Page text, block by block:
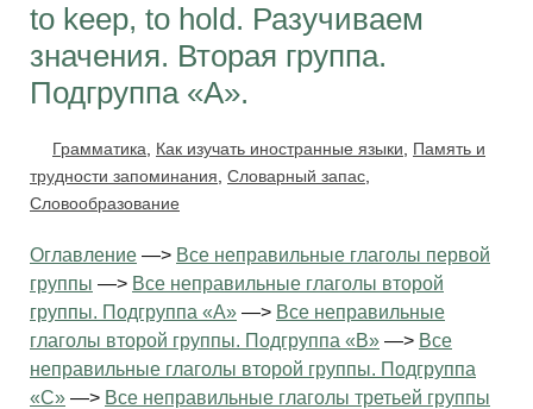
to keep, to hold. Разучиваем
значения. Вторая группа.
Подгруппа «А».
Грамматика Как изучать иностранные языки
Память и
трудности запоминания Словарный запас
Словообразование
Оглавление —> Все неправильные глаголы первой
группы —> Все неправильные глаголы второй
группы. Подгруппа «А» —> Все неправильные
глаголы второй группы. Подгруппа «В» —> Все
неправильные глаголы второй группы. Подгруппа
«С» —> Все неправильные глаголы третьей группы